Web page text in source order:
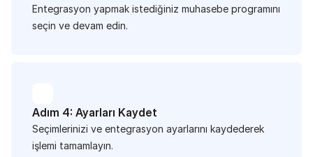
Entegrasyon yapmak istediğiniz muhasebe programını
seçin ve devam edin.
Adım 4: Ayarları Kaydet
Seçimlerinizi ve entegrasyon ayarlarını kaydederek
işlemi tamamlayın.